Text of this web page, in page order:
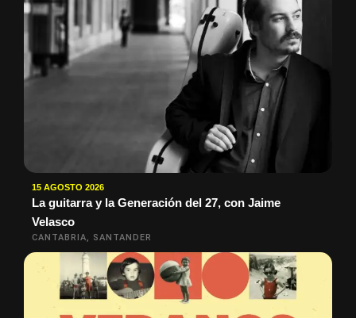
15 AGOSTO 2026
La guitarra y la Generación del 27, con Jaime
Velasco
CANTABRIA, SANTANDER